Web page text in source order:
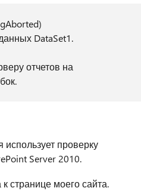
DataSet1.
отчетов на
использует проверку
Server 2010.
странице моего сайта.